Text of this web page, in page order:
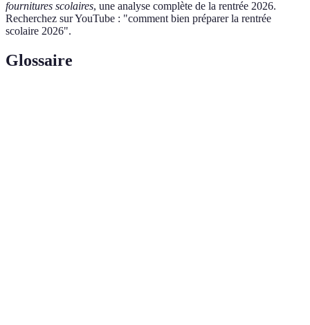
fournitures scolaires, une analyse complète de la rentrée 2026.
Recherchez sur YouTube : "comment bien préparer la rentrée
scolaire 2026".
Glossaire